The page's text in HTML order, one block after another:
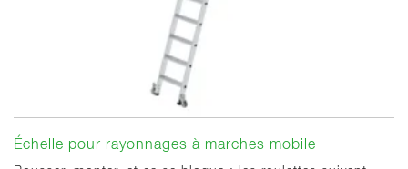
Échelle pour rayonnages à marches mobile